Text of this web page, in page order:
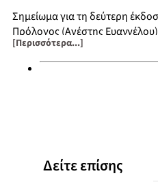
Σημείωμα για τη δεύτερη
Πρόλογος (Ανέστης Ευαγγέλου)
Εισαγωγή της πρώτης έκδοσης
Προλεγόμενα στη δεύτερη
[Περισσότερα...]
Δείτε επίσης